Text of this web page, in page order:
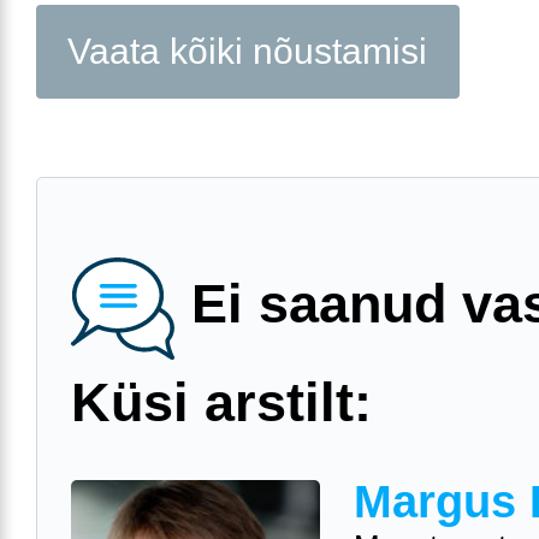
Vaata kõiki nõustamisi
Ei saanud
Küsi arstilt:
Margus